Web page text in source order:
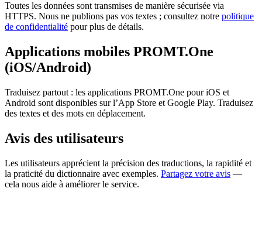
Toutes les données sont transmises de manière sécurisée via
HTTPS. Nous ne publions pas vos textes ; consultez notre politique
de confidentialité pour plus de détails.
Applications mobiles PROMT.One
(iOS/Android)
Traduisez partout : les applications PROMT.One pour iOS et
Android sont disponibles sur l’App Store et Google Play. Traduisez
des textes et des mots en déplacement.
Avis des utilisateurs
Les utilisateurs apprécient la précision des traductions, la rapidité et
la praticité du dictionnaire avec exemples. Partagez votre avis —
cela nous aide à améliorer le service.